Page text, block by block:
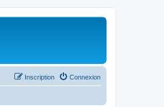
Connexion
Inscription